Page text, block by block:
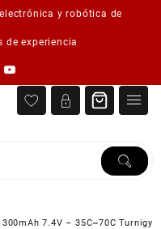
y robótica de
de experiencia
7.4V – 35C~70C Turnigy